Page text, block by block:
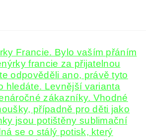
Francie. Bylo vaším přáním
francie za přijatelnou
odpověděli ano, právě tyto
hledáte. Levnější varianta
zákazníky. Vhodné
případně pro děti jako
jsou potištěny sublimační
se o stálý potisk, který